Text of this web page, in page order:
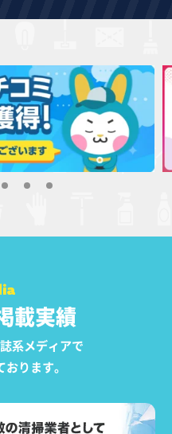
載実績
系メディアで
ります。